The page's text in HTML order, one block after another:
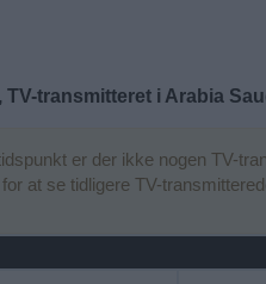
transmitteret i Arabia
er der ikke nogen TV-
at se tidligere TV-